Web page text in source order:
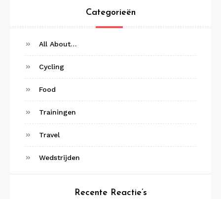
Categorieën
All About…
Cycling
Food
Trainingen
Travel
Wedstrijden
Recente Reactie’s